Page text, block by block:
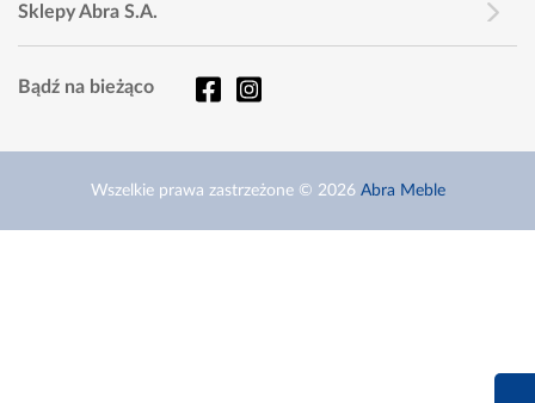
Sklepy Abra S.A.
Bądź na bieżąco
Wszelkie prawa zastrzeżone © 2026 Abra Meble